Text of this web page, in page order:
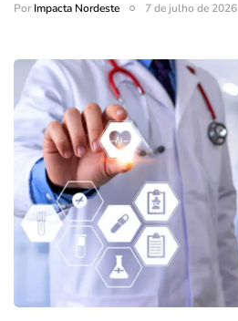
PorImpacta Nordeste 7 de julho de 2026